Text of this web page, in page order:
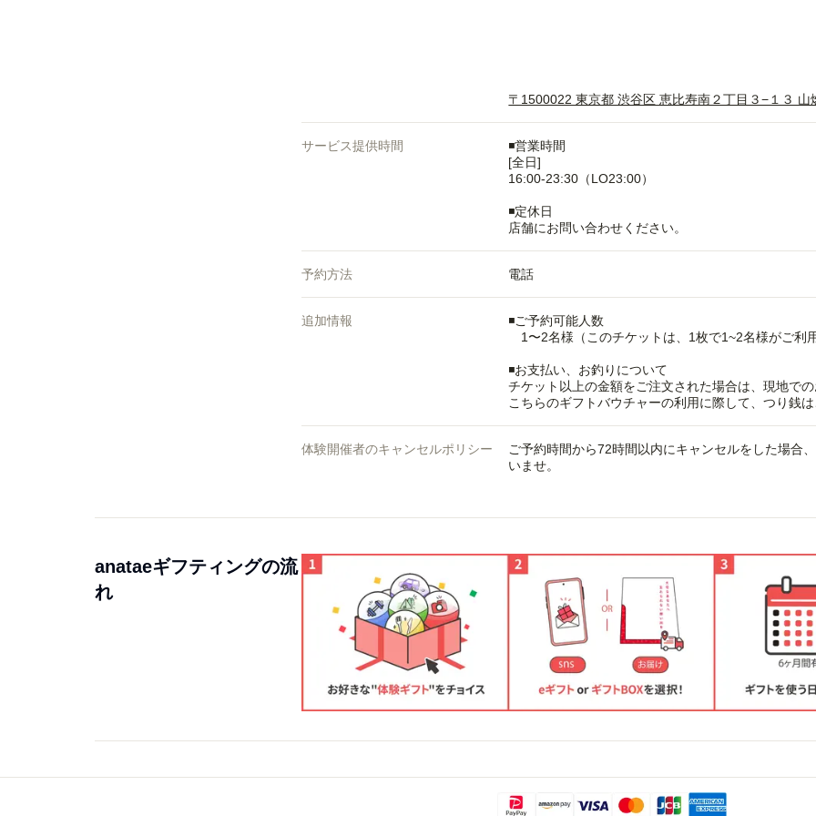
〒1500022 東京都 渋谷区 恵比寿南２丁目３−１３ 山
サービス提供時間
◾️営業時間
[全日]
16:00-23:30（LO23:00）
◾️定休日
店舗にお問い合わせください。
予約方法 電話
追加情報
◾️ご予約可能人数
1〜2名様（このチケットは、1枚で1~2名様がご利
◾️お支払い、お釣りについて
チケット以上の金額をご注文された場合は、現地で
体験開催者のキャンセルポリシー
ご予約時間から72時間以内にキャンセルをした場合
いませ。
anataeギフティングの流
れ